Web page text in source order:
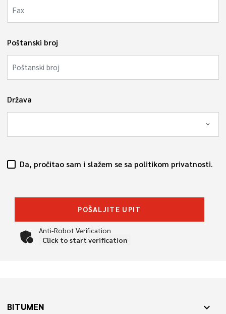
Poštanski broj
Država
Da, pročitao sam i slažem se sa politikom privatnosti.
POŠALJITE UPIT
Anti-Robot Verification
Click to start verification
BITUMEN expand_more